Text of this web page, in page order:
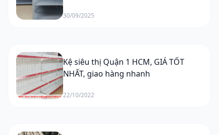
30/09/2025
Kệ siêu thị Quận 1 HCM, GIÁ TỐT
NHẤT, giao hàng nhanh
22/10/2022